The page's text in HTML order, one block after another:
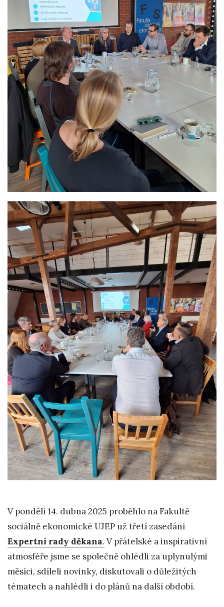
V pondělí 14. dubna 2025 proběhlo na Fakultě
sociálně ekonomické UJEP už třetí zasedání
Expertní rady děkana. V přátelské a inspirativní
atmosféře jsme se společně ohlédli za uplynulými
měsíci, sdíleli novinky, diskutovali o důležitých
tématech a nahlédli i do plánů na další období.